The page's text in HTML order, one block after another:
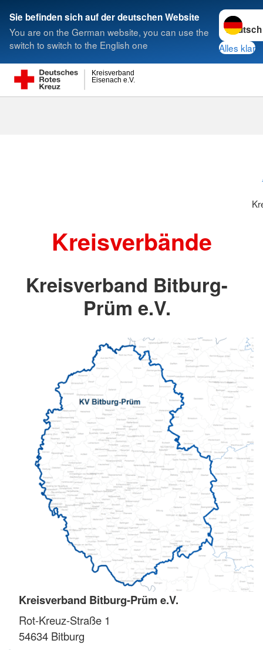
Sie befinden sich auf der deutschen Website
You are on the German website, you can use the
switch to switch to the English one
Sprache
Alles klar
Eisenach e.V.
Kreisverband
Suche
Kreisverbände
Kreisverband Bitburg-
Prüm e.V.
Kreisverband Bitburg-Prüm e.V.
Rot-Kreuz-Straße 1
54634 Bitburg